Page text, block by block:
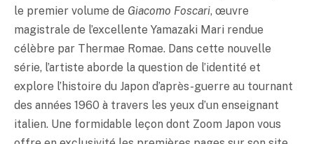
le premier volume de Giacomo Foscari, œuvre
magistrale de l’excellente Yamazaki Mari rendue
célèbre par Thermae Romae. Dans cette nouvelle
série, l’artiste aborde la question de l’identité et
explore l’histoire du Japon d’après-guerre au tournant
des années 1960 à travers les yeux d’un enseignant
italien. Une formidable leçon dont Zoom Japon vous